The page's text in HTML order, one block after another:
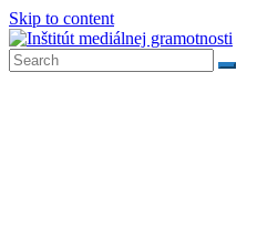
Skip to content